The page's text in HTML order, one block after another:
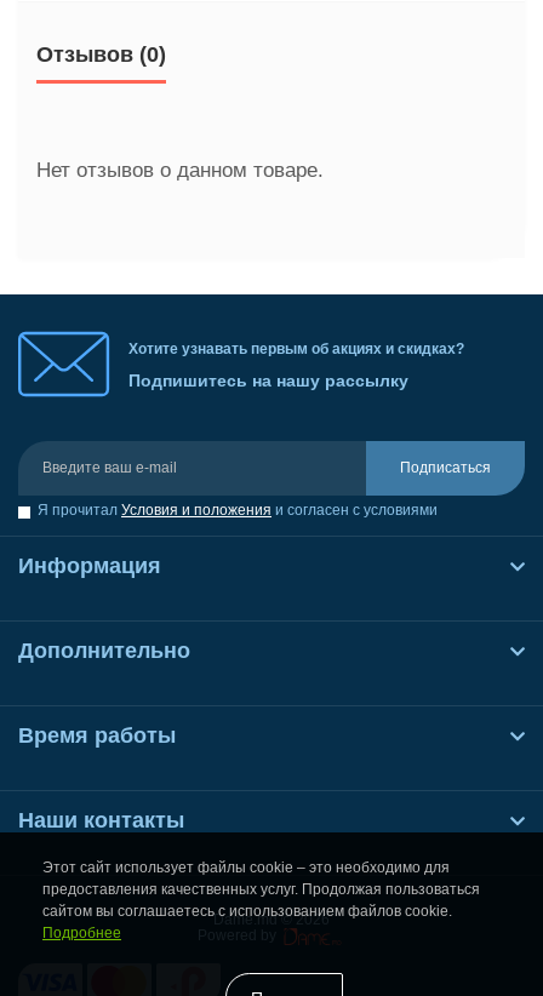
Отзывов (0)
Нет отзывов о данном товаре.
Хотите узнавать первым об акциях и скидках?
Подпишитесь на нашу рассылку
Подписаться
Я прочитал Условия и положения и согласен с условиями
Информация
Дополнительно
Время работы
Наши контакты
Dame.md © 2026
Powered by
Этот сайт использует файлы cookie – это необходимо для
предоставления качественных услуг. Продолжая пользоваться
сайтом вы соглашаетесь с использованием файлов cookie.
Подробнее